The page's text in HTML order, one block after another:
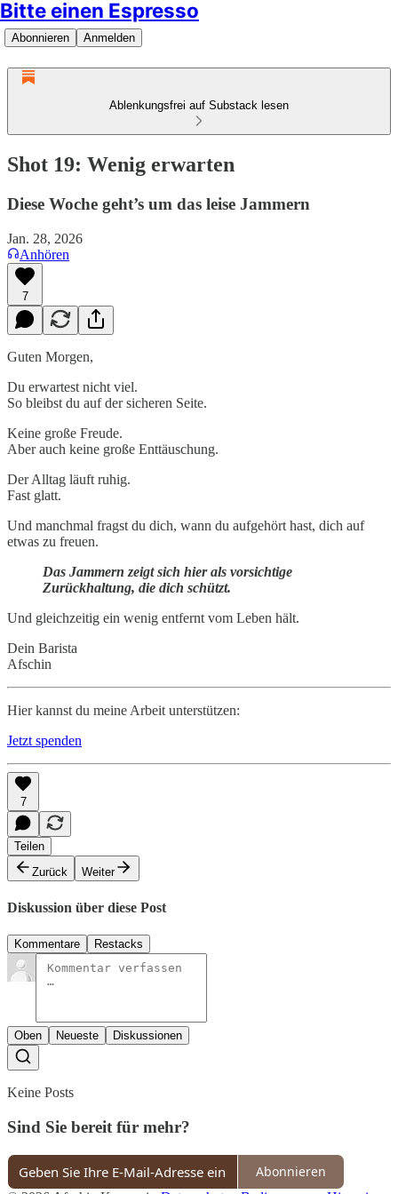
Bitte einen Espresso
Abonnieren Anmelden
Ablenkungsfrei auf Substack lesen
Shot 19: Wenig erwarten
Diese Woche geht’s um das leise Jammern
Jan. 28, 2026
Anhören
7
Guten Morgen,
Du erwartest nicht viel.
So bleibst du auf der sicheren Seite.
Keine große Freude.
Aber auch keine große Enttäuschung.
Der Alltag läuft ruhig.
Fast glatt.
Und manchmal fragst du dich, wann du aufgehört hast, dich auf
etwas zu freuen.
Das Jammern zeigt sich hier als vorsichtige
Zurückhaltung, die dich schützt.
Und gleichzeitig ein wenig entfernt vom Leben hält.
Dein Barista
Afschin
Hier kannst du meine Arbeit unterstützen:
Jetzt spenden
7
Teilen
Zurück
Weiter
Diskussion über diese Post
Kommentare Restacks
Oben Neueste Diskussionen
Keine Posts
Sind Sie bereit für mehr?
Abonnieren